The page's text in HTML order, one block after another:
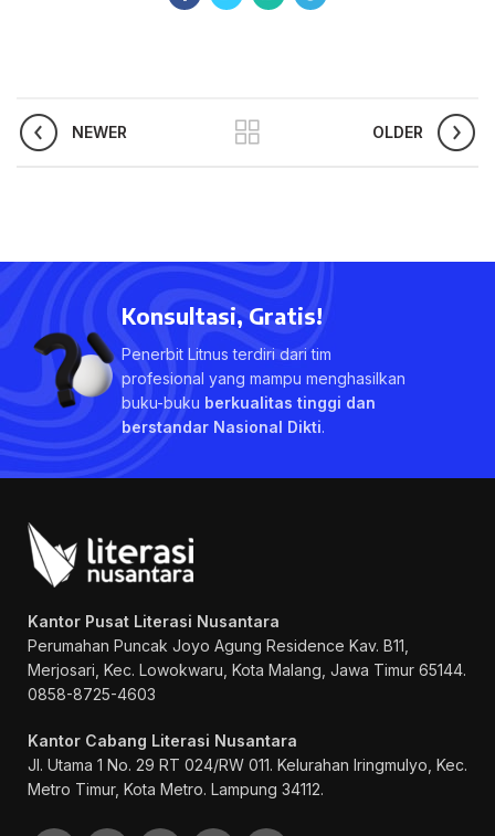
NEWER OLDER
Konsultasi, Gratis!
Penerbit Litnus terdiri dari tim
profesional yang mampu menghasilkan
buku-buku berkualitas tinggi dan
berstandar Nasional Dikti.
Kantor Pusat Literasi Nusantara
Perumahan Puncak Joyo Agung Residence Kav. B11,
Merjosari, Kec. Lowokwaru, Kota Malang, Jawa Timur 65144.
0858-8725-4603
Kantor Cabang Literasi Nusantara
Jl. Utama 1 No. 29 RT 024/RW 011. Kelurahan Iringmulyo, Kec.
Metro Timur, Kota Metro. Lampung 34112.